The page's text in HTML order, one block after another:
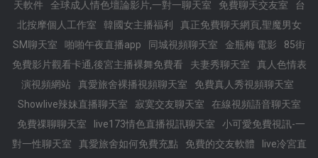
天軟件
全球成人情色壇論影片,一對一聊天室 免費聊天交友室
台
北按摩個人工作室
韓國女主播福利
真正免費聊天網頁,聖魔男女
SM聊天室
啪啪午夜直播app 同城視頻聊天室 金瓶梅 電影
85街
免費影片觀看卡通,後宮主播裸舞免費看
夫妻秀聊天室
真人色情表
演視頻網站
真愛旅舍裸播視頻聊天室
免費真人秀視頻聊天室
Showlive辣妹直播聊天室
寂寞交友聊天室
在線視頻語音聊天室
免費祼聊聊天室
live173情色直播視訊聊天室
小可愛免費視訊-一
對一性聊天室
真愛旅舍如何免費充點 免費的交友軟體 live冷宮直